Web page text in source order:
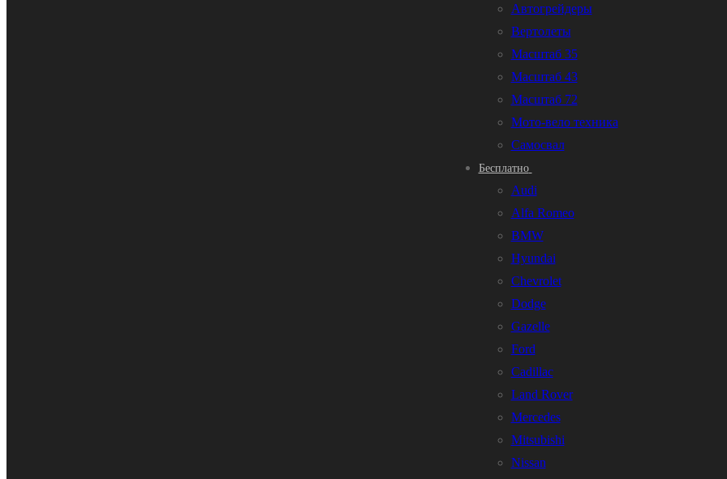
Автогрейдеры
Вертолеты
Масштаб 35
Масштаб 43
Масштаб 72
Мото-вело техника
Самосвал
Бесплатно
Audi
Alfa Romeo
BMW
Hyundai
Chevrolet
Dodge
Gazelle
Ford
Cadillac
Land Rover
Mercedes
Mitsubishi
Nissan